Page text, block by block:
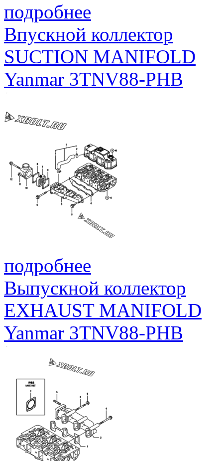
подробнее
Впускной коллектор
SUCTION MANIFOLD
Yanmar 3TNV88-PHB
подробнее
Выпускной коллектор
EXHAUST MANIFOLD
Yanmar 3TNV88-PHB